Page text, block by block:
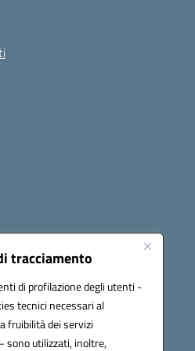
tracciamento
di profilazione degli utenti -
tecnici necessari al
fruibilità dei servizi
sono utilizzati, inoltre,